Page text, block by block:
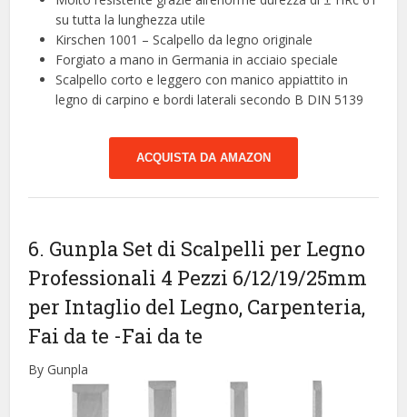
su tutta la lunghezza utile
Kirschen 1001 – Scalpello da legno originale
Forgiato a mano in Germania in acciaio speciale
Scalpello corto e leggero con manico appiattito in
legno di carpino e bordi laterali secondo B DIN 5139
ACQUISTA DA AMAZON
6. Gunpla Set di Scalpelli per Legno
Professionali 4 Pezzi 6/12/19/25mm
per Intaglio del Legno, Carpenteria,
Fai da te -Fai da te
By Gunpla